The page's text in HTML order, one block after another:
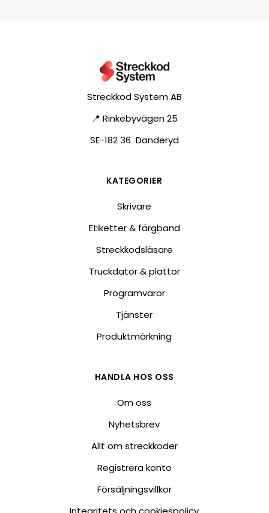
Streckkod System AB
📍 Rinkebyvägen 25
SE-182 36 Danderyd
KATEGORIER
Skrivare
Etiketter & färgband
Streckkodsläsare
Truckdator & plattor
Programvaror
Tjänster
Produktmärkning
HANDLA HOS OSS
Om oss
Nyhetsbrev
Allt om streckkoder
Registrera konto
Försäljningsvillkor